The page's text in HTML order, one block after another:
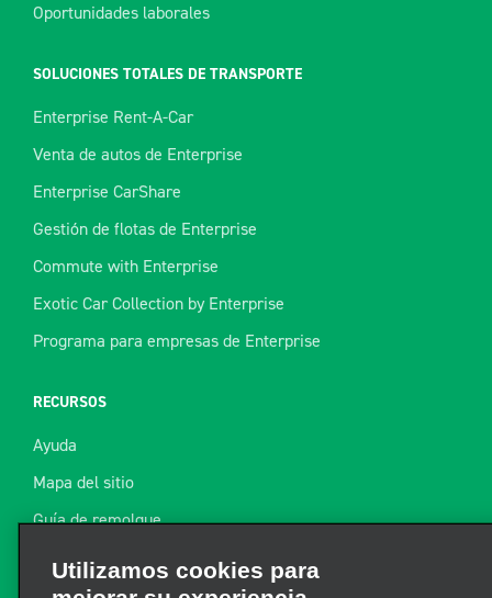
Oportunidades laborales
SOLUCIONES TOTALES DE TRANSPORTE
Enterprise Rent-A-Car
Venta de autos de Enterprise
Enterprise CarShare
Gestión de flotas de Enterprise
Commute with Enterprise
Exotic Car Collection by Enterprise
Programa para empresas de Enterprise
RECURSOS
Ayuda
Mapa del sitio
Guía de remolque
Recursos
Utilizamos cookies para
mejorar su experiencia